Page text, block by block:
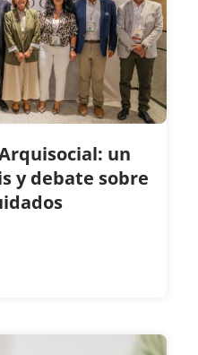
un
y debate sobre